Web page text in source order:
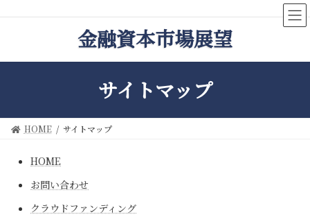
ン
ツ
ッ
ビ
シ
移
金融資本市場展望
サイトマップ
HOME サイトマップ
HOME
お問い合わせ
クラウドファンディング